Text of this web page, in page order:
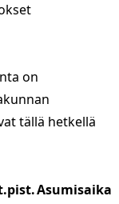
on
tällä hetkellä
Asumisaika